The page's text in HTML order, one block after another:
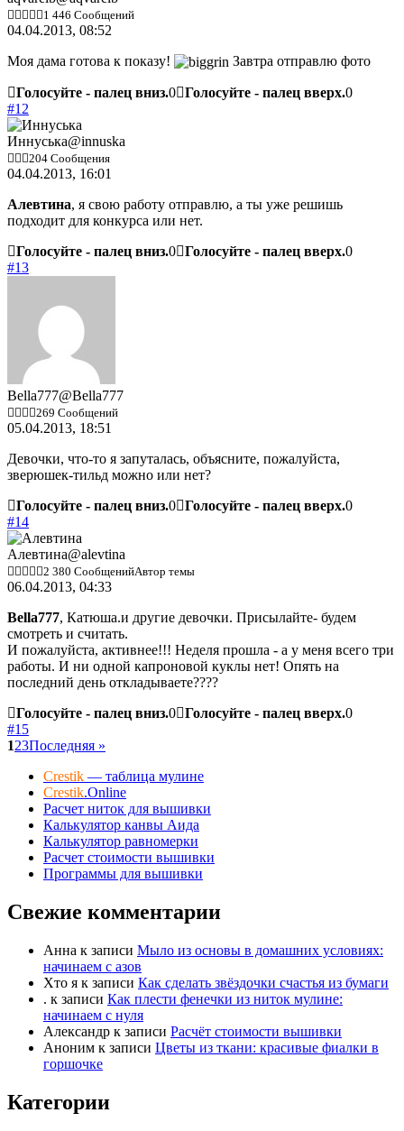
1 446 Сообщений
04.04.2013, 08:52
Моя дама готова к показу!
Завтра отправлю фото
Голосуйте - палец вниз.0 Голосуйте - палец вверх.0
#12
Иннуська@innuska
204 Сообщения
04.04.2013, 16:01
Алевтина, я свою работу отправлю, а ты уже решишь
подходит для конкурса или нет.
Голосуйте - палец вниз.0 Голосуйте - палец вверх.0
#13
Bella777@Bella777
269 Сообщений
05.04.2013, 18:51
Девочки, что-то я запуталась, объясните, пожалуйста,
зверюшек-тильд можно или нет?
Голосуйте - палец вниз.0 Голосуйте - палец вверх.0
#14
Алевтина@alevtina
2 380 СообщенийАвтор темы
06.04.2013, 04:33
Bella777, Катюша.и другие девочки. Присылайте- будем
смотреть и считать.
И пожалуйста, активнее!!! Неделя прошла - а у меня всего три
работы. И ни одной капроновой куклы нет! Опять на
последний день откладываете????
Голосуйте - палец вниз.0 Голосуйте - палец вверх.0
#15
123Последняя »
Crestik — таблица мулине
Crestik.Online
Расчет ниток для вышивки
Калькулятор канвы Аида
Калькулятор равномерки
Расчет стоимости вышивки
Программы для вышивки
Свежие комментарии
Анна к записи Мыло из основы в домашних условиях:
начинаем с азов
Хто я к записи Как сделать звёздочки счастья из бумаги
. к записи Как плести фенечки из ниток мулине:
начинаем с нуля
Александр к записи Расчёт стоимости вышивки
Аноним к записи Цветы из ткани: красивые фиалки в
горшочке
Категории